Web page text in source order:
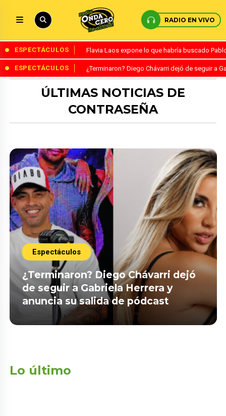
RADIO EN VIVO
ESPECTÁCULOS Flavia Laos expone lo que habría buscado
ESPECTÁCULOS ¿Terminaron? Diego Chávarri dejó de seguir a
ÚLTIMAS NOTICIAS DE
CONTRASEÑA
Espectáculos
¿Terminaron? Diego Chávarri dejó
de seguir a Gabriela Herrera y
anuncia su salida de pódcast
Lo último